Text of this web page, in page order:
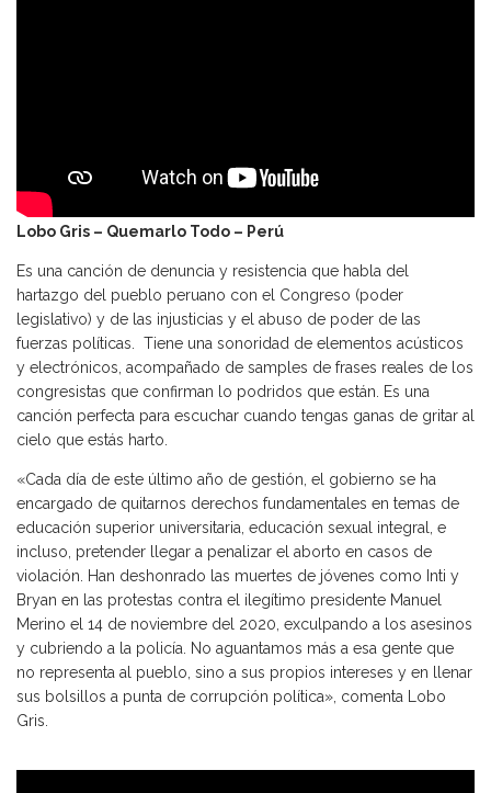
Lobo Gris – Quemarlo Todo – Perú
Es una canción de denuncia y resistencia que habla del
hartazgo del pueblo peruano con el Congreso (poder
legislativo) y de las injusticias y el abuso de poder de las
fuerzas políticas. Tiene una sonoridad de elementos acústicos
y electrónicos, acompañado de samples de frases reales de los
congresistas que confirman lo podridos que están. Es una
canción perfecta para escuchar cuando tengas ganas de gritar al
cielo que estás harto.
«Cada día de este último año de gestión, el gobierno se ha
encargado de quitarnos derechos fundamentales en temas de
educación superior universitaria, educación sexual integral, e
incluso, pretender llegar a penalizar el aborto en casos de
violación. Han deshonrado las muertes de jóvenes como Inti y
Bryan en las protestas contra el ilegítimo presidente Manuel
Merino el 14 de noviembre del 2020, exculpando a los asesinos
y cubriendo a la policía. No aguantamos más a esa gente que
no representa al pueblo, sino a sus propios intereses y en llenar
sus bolsillos a punta de corrupción política», comenta Lobo
Gris.